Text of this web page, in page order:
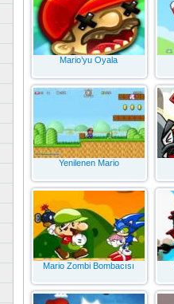
Mario’yu Oyala
Yenilenen Mario
Mario Zombi Bombacısı